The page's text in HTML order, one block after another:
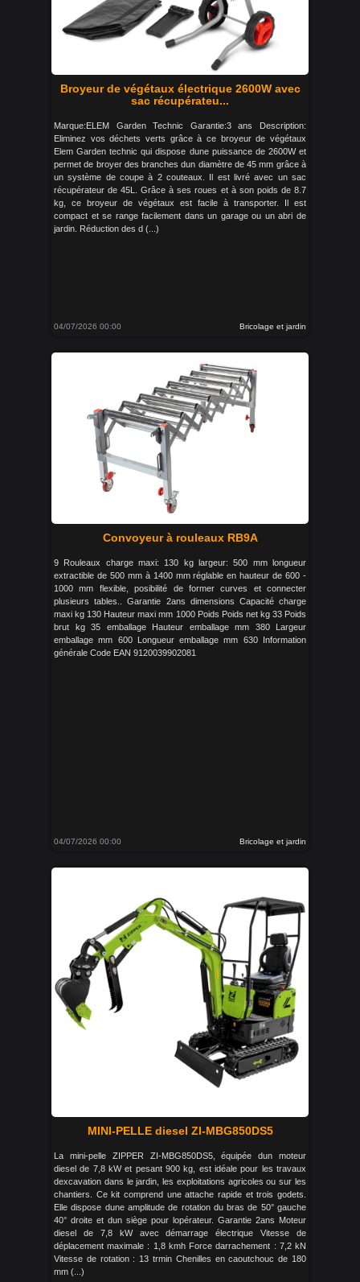
Broyeur de végétaux électrique 2600W avec
sac récupérateu...
Marque:ELEM Garden Technic Garantie:3 ans Description:
Eliminez vos déchets verts grâce à ce broyeur de végétaux
Elem Garden technic qui dispose dune puissance de 2600W et
permet de broyer des branches dun diamètre de 45 mm grâce à
un système de coupe à 2 couteaux. Il est livré avec un sac
récupérateur de 45L. Grâce à ses roues et à son poids de 8.7
kg, ce broyeur de végétaux est facile à transporter. Il est
compact et se range facilement dans un garage ou un abri de
jardin. Réduction des d (...)
04/07/2026 00:00 Bricolage et jardin
Convoyeur à rouleaux RB9A
9 Rouleaux charge maxi: 130 kg largeur: 500 mm longueur
extractible de 500 mm à 1400 mm réglable en hauteur de 600 -
1000 mm flexible, posibilité de former curves et connecter
plusieurs tables.. Garantie 2ans dimensions Capacité charge
maxi kg 130 Hauteur maxi mm 1000 Poids Poids net kg 33 Poids
brut kg 35 emballage Hauteur emballage mm 380 Largeur
emballage mm 600 Longueur emballage mm 630 Information
générale Code EAN 9120039902081
04/07/2026 00:00 Bricolage et jardin
MINI-PELLE diesel ZI-MBG850DS5
La mini-pelle ZIPPER ZI-MBG850DS5, équipée dun moteur
diesel de 7,8 kW et pesant 900 kg, est idéale pour les travaux
dexcavation dans le jardin, les exploitations agricoles ou sur les
chantiers. Ce kit comprend une attache rapide et trois godets.
Elle dispose dune amplitude de rotation du bras de 50° gauche
40° droite et dun siège pour lopérateur. Garantie 2ans Moteur
diesel de 7,8 kW avec démarrage électrique Vitesse de
déplacement maximale : 1,8 kmh Force darrachement : 7,2 kN
Vitesse de rotation : 13 trmin Chenilles en caoutchouc de 180
mm (...)